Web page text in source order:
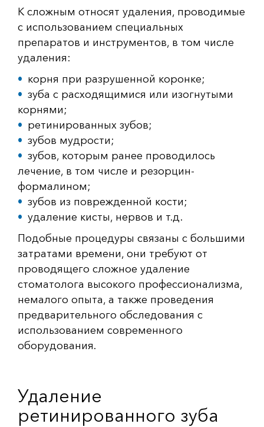
К сложным относят удаления, проводимые
с использованием специальных
препаратов и инструментов, в том числе
удаления:
корня при разрушенной коронке;
зуба с расходящимися или изогнутыми
корнями;
ретинированных зубов;
зубов мудрости;
зубов, которым ранее проводилось
лечение, в том числе и резорцин-
формалином;
зубов из поврежденной кости;
удаление кисты, нервов и т.д.
Подобные процедуры связаны с большими
затратами времени, они требуют от
проводящего сложное удаление
стоматолога высокого профессионализма,
немалого опыта, а также проведения
предварительного обследования с
использованием современного
оборудования.
Удаление
ретинированного зуба